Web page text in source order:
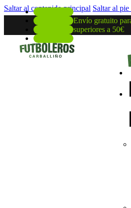
Saltar al contenido principal Saltar al pie
Envío gratuito
superiores a 50€